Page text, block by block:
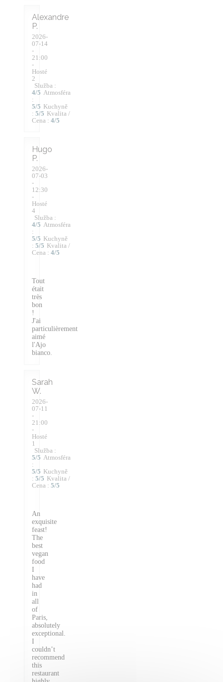
Alexandre
P
2026-
07-14
-
21:00
-
Hosté
2
Služba :
4/5 Atmosféra
:
5/5 Kuchyně
: 5/5 Kvalita /
Cena : 4/5
Hugo
P
2026-
07-03
-
12:30
-
Hosté
4
Služba :
4/5 Atmosféra
:
5/5 Kuchyně
: 5/5 Kvalita /
Cena : 4/5
Tout
était
très
bon
!
J'ai
particulièrement
aimé
l'Ajo
bianco.
Sarah
W
2026-
07-11
-
21:00
-
Hosté
1
Služba :
5/5 Atmosféra
:
5/5 Kuchyně
: 5/5 Kvalita /
Cena : 5/5
An
exquisite
feast!
The
best
vegan
food
I
have
had
in
all
of
Paris,
absolutely
exceptional.
I
couldn’t
recommend
this
restaurant